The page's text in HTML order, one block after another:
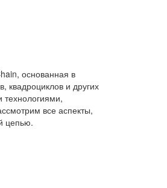
основанная в
квадроциклов и других
технологиями,
все аспекты,
цепью.